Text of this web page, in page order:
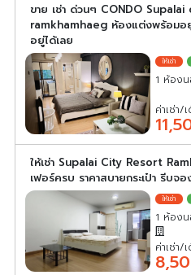
ขาย เช่า ด่วนๆ CONDO
ramkhamhaeg ห้องแต่งพร้อมอ
อยู่ได้เลย
1 ห้อง
ค่าเช่า/
ให้เช่า Supalai City Resort
เฟอร์ครบ ราคาสบายกระเป๋า รีบจอ
1 ห้อง
ค่าเช่า/